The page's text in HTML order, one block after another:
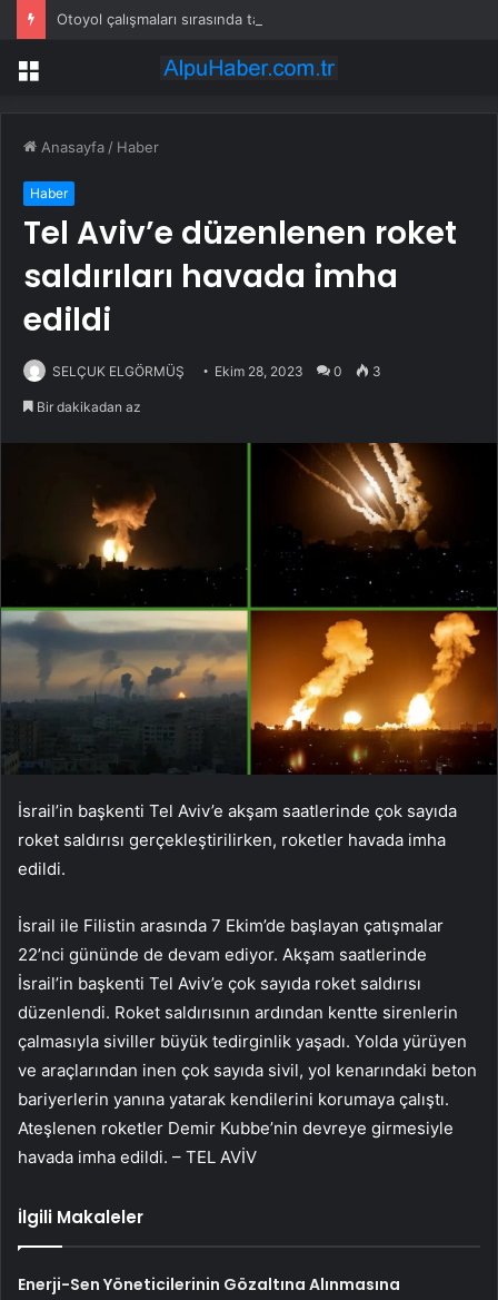
Otoyol çalışmaları sırasında tam 22 bin torba altın çıkarıldı
Menü
Anasayfa / Haber
Haber
Tel Aviv’e düzenlenen roket
saldırıları havada imha
edildi
SELÇUK ELGÖRMÜŞ Ekim 28, 2023 0 3
Bir dakikadan az
İsrail’in başkenti Tel Aviv’e akşam saatlerinde çok sayıda
roket saldırısı gerçekleştirilirken, roketler havada imha
edildi.
İsrail ile Filistin arasında 7 Ekim’de başlayan çatışmalar
22’nci gününde de devam ediyor. Akşam saatlerinde
İsrail’in başkenti Tel Aviv’e çok sayıda roket saldırısı
düzenlendi. Roket saldırısının ardından kentte sirenlerin
çalmasıyla siviller büyük tedirginlik yaşadı. Yolda yürüyen
ve araçlarından inen çok sayıda sivil, yol kenarındaki beton
bariyerlerin yanına yatarak kendilerini korumaya çalıştı.
Ateşlenen roketler Demir Kubbe’nin devreye girmesiyle
havada imha edildi. – TEL AVİV
İlgili Makaleler
Enerji-Sen Yöneticilerinin Gözaltına Alınmasına